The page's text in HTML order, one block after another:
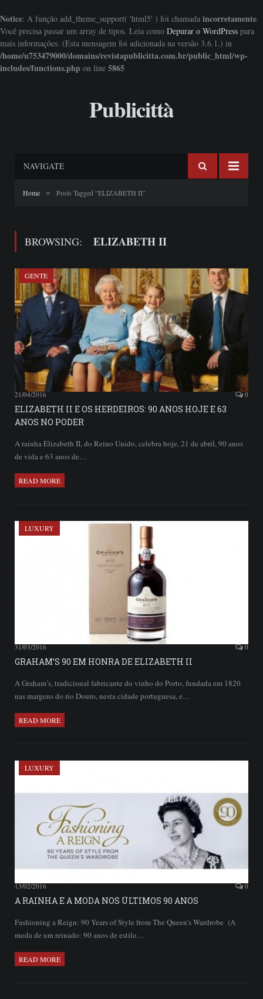
Notice: A função add_theme_support( 'html5' ) foi chamada incorretamente.
Você precisa passar um array de tipos. Leia como Depurar o WordPress para
mais informações. (Esta mensagem foi adicionada na versão 3.6.1.) in
/home/u753479000/domains/revistapublicitta.com.br/public_html/wp-
includes/functions.php on line 5865
Publicittà
NAVIGATE
Home » Posts Tagged "ELIZABETH II"
BROWSING: ELIZABETH II
GENTE
21/04/2016 0
ELIZABETH II E OS HERDEIROS: 90 ANOS HOJE E 63
ANOS NO PODER
A rainha Elizabeth II, do Reino Unido, celebra hoje, 21 de abril, 90 anos
de vida e 63 anos de…
READ MORE
LUXURY
31/03/2016 0
GRAHAM’S 90 EM HONRA DE ELIZABETH II
A Graham’s, tradicional fabricante do vinho do Porto, fundada em 1820
nas margens do rio Douro, nesta cidade portuguesa, e…
READ MORE
LUXURY
13/02/2016 0
A RAINHA E A MODA NOS ÚLTIMOS 90 ANOS
Fashioning a Reign: 90 Years of Style from The Queen’s Wardrobe (A
moda de um reinado: 90 anos de estilo…
READ MORE